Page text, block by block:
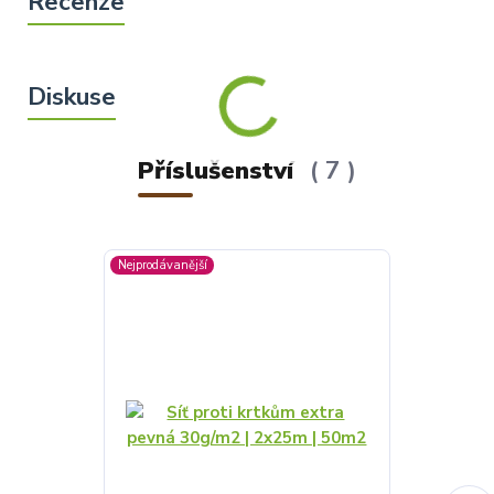
Příslušenství 7
Nejprodávanější